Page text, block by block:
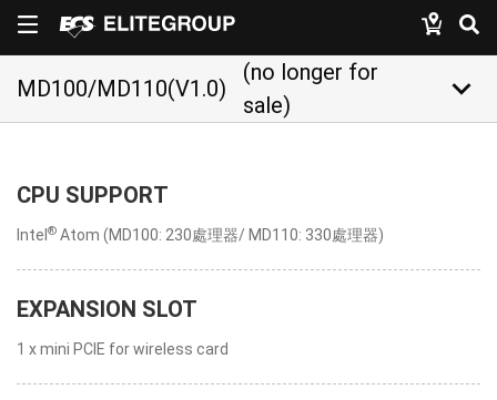
MD100/MD110(V1.0)
(no longer for
sale)
keyboard_arrow_down
CPU SUPPORT
Intel ® Atom (MD100: 230處理器/ MD110: 330處理器)
EXPANSION SLOT
1 x mini PCIE for wireless card